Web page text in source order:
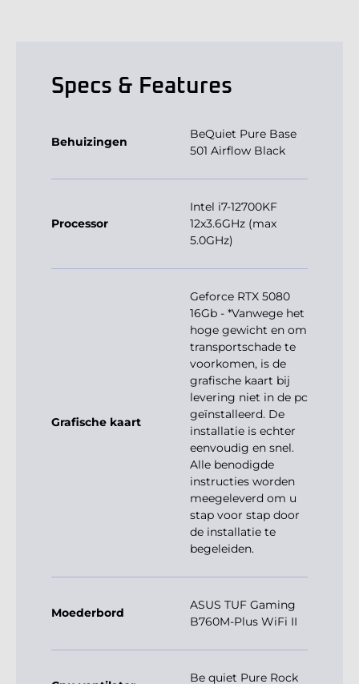
Specs & Features
Behuizingen
BeQuiet Pure Base
501 Airflow Black
Processor
Intel i7-12700KF
12x3.6GHz (max
5.0GHz)
Grafische kaart
Geforce RTX 5080
16Gb - *Vanwege het
hoge gewicht en om
transportschade te
voorkomen, is de
grafische kaart bij
levering niet in de pc
geïnstalleerd. De
installatie is echter
eenvoudig en snel.
Alle benodigde
instructies worden
meegeleverd om u
stap voor stap door
de installatie te
begeleiden.
Moederbord
ASUS TUF Gaming
B760M-Plus WiFi II
Be quiet Pure Rock